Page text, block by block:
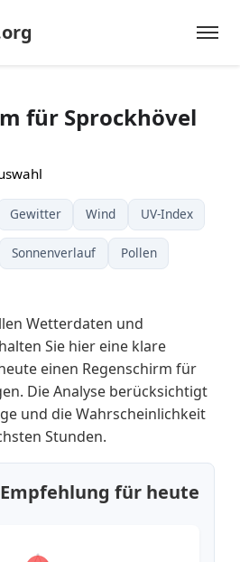
für Sprockhövel
Gewitter Wind UV-Index
Sonnenverlauf Pollen
Wetterdaten und
Sie hier eine klare
einen Regenschirm für
Die Analyse berücksichtigt
und die Wahrscheinlichkeit
Stunden.
für heute